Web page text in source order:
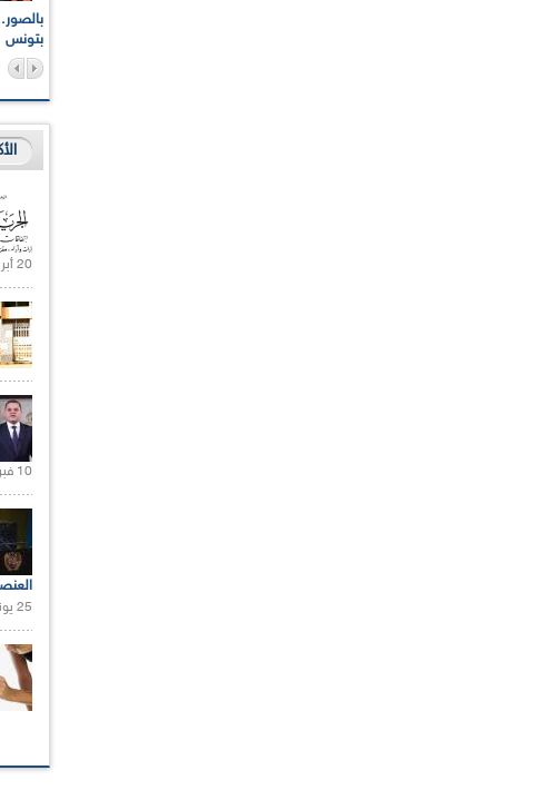
بتونس
20 أبريل 2021 |
10 فبراير 2021 |
25 يونيو 2021 |